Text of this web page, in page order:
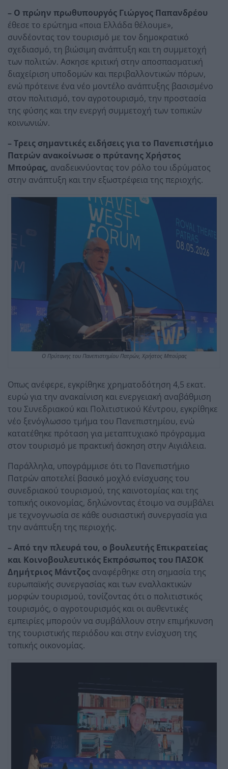
– Ο πρώην πρωθυπουργός Γιώργος Παπανδρέου
έθεσε το ερώτημα «ποια Ελλάδα θέλουμε»,
συνδέοντας τον τουρισμό με τον δημοκρατικό
σχεδιασμό, τη βιώσιμη ανάπτυξη και τη συμμετοχή
των πολιτών. Ασκησε κριτική στην αποσπασματική
διαχείριση υποδομών και περιβαλλοντικών πόρων,
ενώ πρότεινε ένα νέο μοντέλο ανάπτυξης βασισμένο
στον πολιτισμό, τον αγροτουρισμό, την προστασία
της φύσης και την ενεργή συμμετοχή των τοπικών
κοινωνιών.
– Τρεις σημαντικές ειδήσεις για το Πανεπιστήμιο
Πατρών ανακοίνωσε ο πρύτανης Χρήστος
Μπούρας, αναδεικνύοντας τον ρόλο του ιδρύματος
στην ανάπτυξη και την εξωστρέφεια της περιοχής.
Ο Πρύτανης του Πανεπιστημίου Πατρών, Χρήστος Μπούρας
Οπως ανέφερε, εγκρίθηκε χρηματοδότηση 4,5 εκατ.
ευρώ για την ανακαίνιση και ενεργειακή αναβάθμιση
του Συνεδριακού και Πολιτιστικού Κέντρου, εγκρίθηκε
νέο ξενόγλωσσο τμήμα του Πανεπιστημίου, ενώ
κατατέθηκε πρόταση για μεταπτυχιακό πρόγραμμα
στον τουρισμό με πρακτική άσκηση στην Αιγιάλεια.
Παράλληλα, υπογράμμισε ότι το Πανεπιστήμιο
Πατρών αποτελεί βασικό μοχλό ενίσχυσης του
συνεδριακού τουρισμού, της καινοτομίας και της
τοπικής οικονομίας, δηλώνοντας έτοιμο να συμβάλει
με τεχνογνωσία σε κάθε ουσιαστική συνεργασία για
την ανάπτυξη της περιοχής.
– Από την πλευρά του, ο βουλευτής Επικρατείας
και Κοινοβουλευτικός Εκπρόσωπος του ΠΑΣΟΚ
Δημήτριος Μάντζος αναφέρθηκε στη σημασία της
ευρωπαϊκής συνεργασίας και των εναλλακτικών
μορφών τουρισμού, τονίζοντας ότι ο πολιτιστικός
τουρισμός, ο αγροτουρισμός και οι αυθεντικές
εμπειρίες μπορούν να συμβάλλουν στην επιμήκυνση
της τουριστικής περιόδου και στην ενίσχυση της
τοπικής οικονομίας.